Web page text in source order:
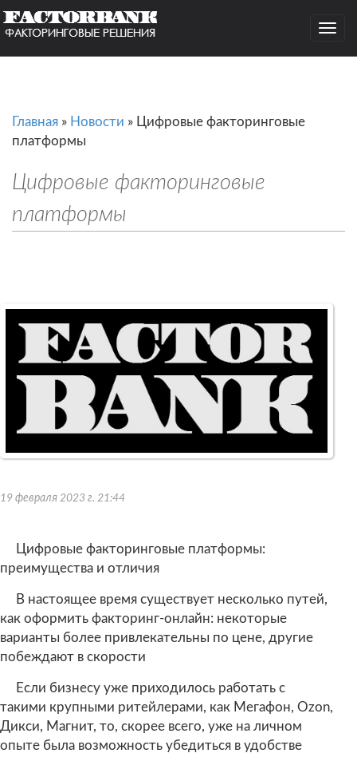
Главная » Новости » Цифровые факторинговые
платформы
Цифровые факторинговые
платформы
19 февраля 2023 г. 21:44
Цифровые факторинговые платформы:
преимущества и отличия
В настоящее время существует несколько путей,
как оформить факторинг-онлайн: некоторые
варианты более привлекательны по цене, другие
побеждают в скорости
Если бизнесу уже приходилось работать с
такими крупными ритейлерами, как Мегафон, Ozon,
Дикси, Магнит, то, скорее всего, уже на личном
опыте была возможность убедиться в удобстве